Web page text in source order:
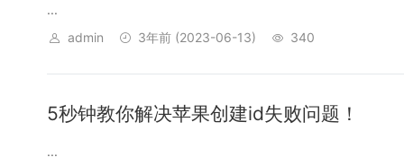
...
admin
3年前 (2023-06-13) 340
5秒钟教你解决苹果创建id失败问题！
...